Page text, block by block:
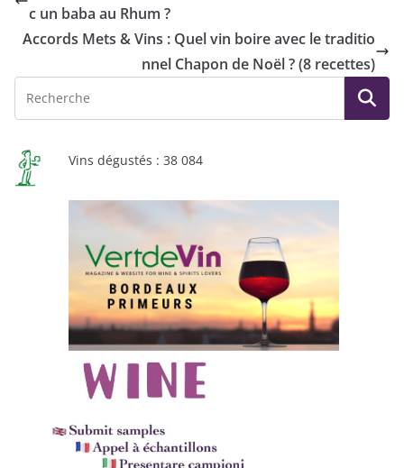
c un baba au Rhum ?
Accords Mets & Vins : Quel vin boire avec le traditio
nnel Chapon de Noël ? (8 recettes)
Vins dégustés : 38 084